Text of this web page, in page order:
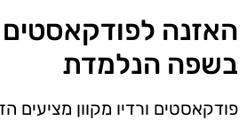
האזנה לפודקאסטים
בשפה הנלמדת
פודקאסטים ורדיו מקוון מציעים